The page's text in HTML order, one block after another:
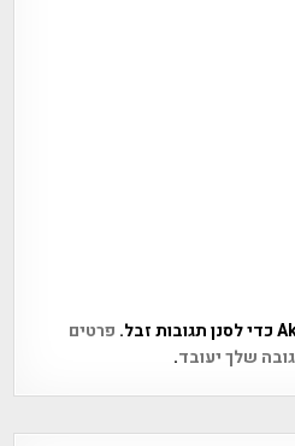
פרטים
שלך יעובד.